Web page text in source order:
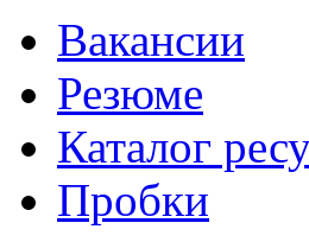
Вакансии
Резюме
Каталог
Пробки